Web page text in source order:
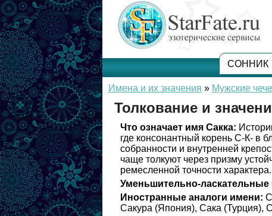
СОННИК
Имена и их значения » Мужские
Толкование и
Что означает имя Сакка:
где консонантный корень С-К- в
собранности и внутренней
чаще толкуют через призму
ремесленной точности характера.
Уменьшительно-ласкательные
Иностранные аналоги имени:
Сакура (Япония), Сака (Турция),